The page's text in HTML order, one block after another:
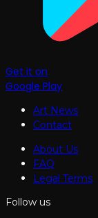
Get it on
Google Play
Art News
Contact
About Us
FAQ
Legal Terms
Follow us